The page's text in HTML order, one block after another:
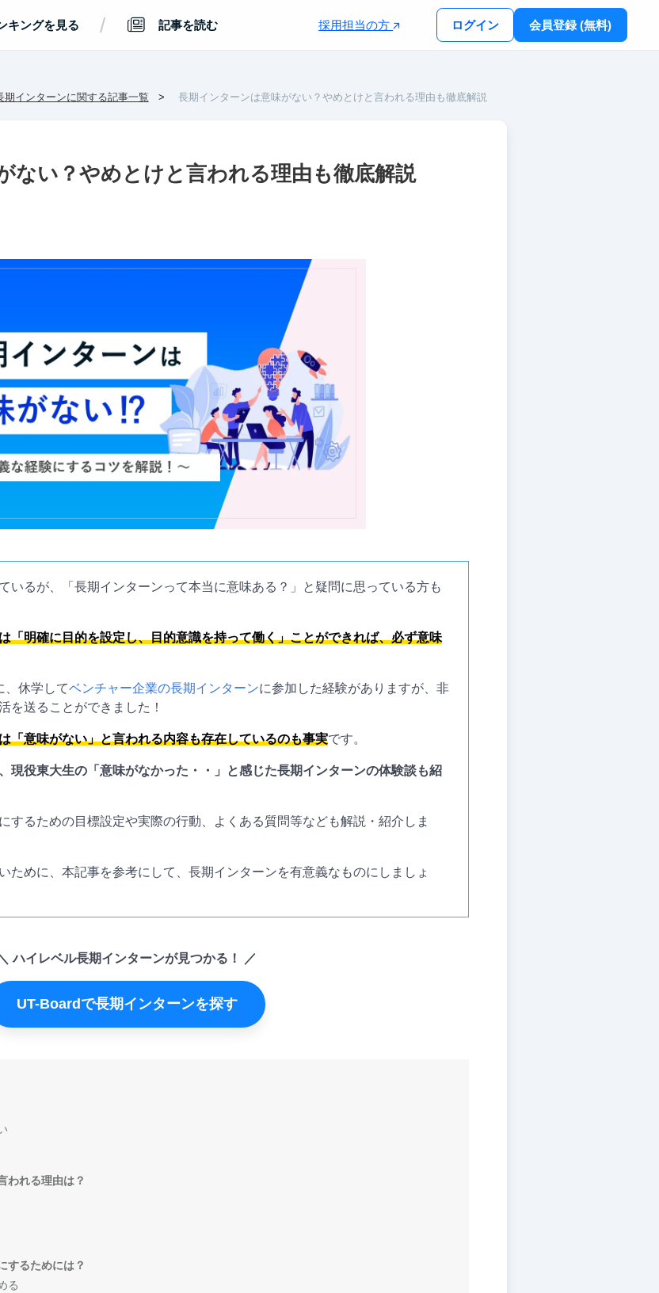
キングを見る / 記事を読む 採用担当の方 ログイン 会員登録 (無料)
期インターンに関する記事一覧 長期インターンは意味がない？やめとけと言われる理由も徹底解説
ない？やめとけと言われる理由も徹底解説
いるが、「長期インターンって本当に意味ある？」と疑問に思っている方も
「明確に目的を設定し、目的意識を持って働く」ことができれば、必ず意味
、休学してベンチャー企業の長期インターンに参加した経験がありますが、非
を送ることができました！
「意味がない」と言われる内容も存在しているのも事実です。
現役東大生の「意味がなかった・・」と感じた長期インターンの体験談も紹
するための目標設定や実際の行動、よくある質問等なども解説・紹介しま
ために、本記事を参考にして、長期インターンを有意義なものにしましょ
ハイレベル長期インターンが見つかる！
UT-Boardで長期インターンを探す
われる理由は？
するためには？
る